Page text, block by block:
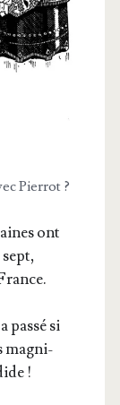
Pierrot ?
ont
pas­sé si
magni­
!